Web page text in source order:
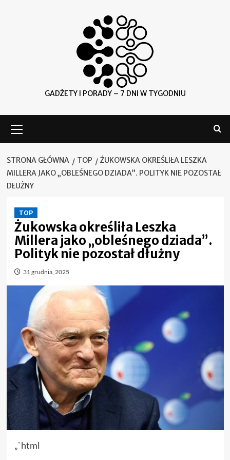
GADŻETY I PORADY – 7 DNI W TYGODNIU
główne
STRONA GŁÓWNA TOP
ŻUKOWSKA OKREŚLIŁA LESZKA
MILLERA JAKO „OBLEŚNEGO DZIADA”. POLITYK NIE POZOSTAŁ
DŁUŻNY
TOP
Żukowska określiła Leszka
Millera jako „obleśnego dziada”.
Polityk nie pozostał dłużny
31 grudnia, 2025
„`html